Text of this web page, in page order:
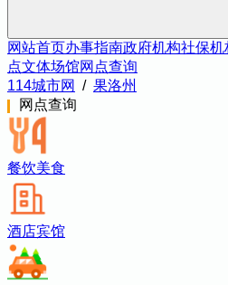
网站首页办事指南政府机构社保机
点文体场馆网点查询
114城市网
/ 果洛州
网点查询
餐饮美食
酒店宾馆